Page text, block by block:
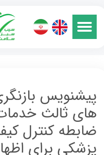
پیشنویس
های ثالث
ضابطه کنترل
پزشکی برای